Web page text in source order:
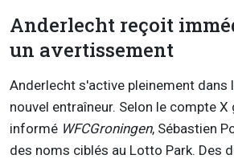
Anderlecht reçoit
un avertissement
Anderlecht s'active pleinement dans
nouvel entraîneur. Selon le compte X
informé WFCGroningen, Sébastien
des noms ciblés au Lotto Park. Des